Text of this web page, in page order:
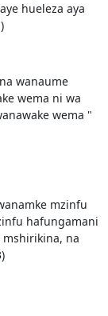
hueleza aya
wanaume
wema ni wa
wema "
mzinfu
hafungamani
na